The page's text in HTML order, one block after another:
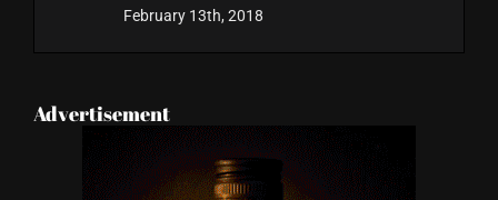
February 13th, 2018
Advertisement